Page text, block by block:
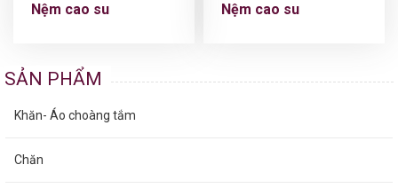
Nệm cao su Nệm cao su
SẢN PHẨM
Khăn- Áo choàng tắm
Chăn